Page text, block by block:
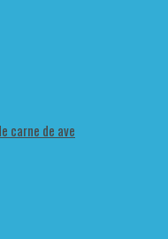
carne de ave